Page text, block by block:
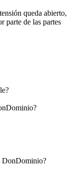
queda abierto,
parte de las partes
DonDominio?